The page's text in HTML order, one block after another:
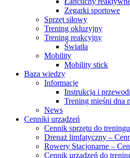
Zegarki sportowe
Sprzęt siłowy
Trening okluzyjny
Trening reakcyjny
Światła
Mobility
Mobility stick
Baza wiedzy
Informacje
Instrukcja i
Trening mięśni dna
News
Cenniki urządzeń
Cennik sprzętu do
Drenaż limfatyczny –
Rowery Stacjonarne –
Cennik urządzeń do